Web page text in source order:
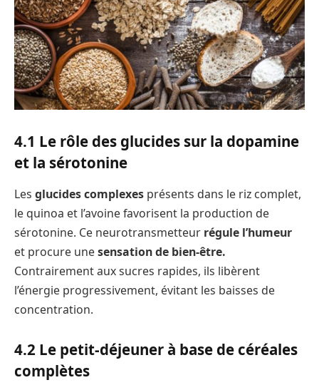
4.1 Le rôle des glucides sur la dopamine
et la sérotonine
Les glucides complexes présents dans le riz complet,
le quinoa et l’avoine favorisent la production de
sérotonine. Ce neurotransmetteur régule l’humeur
et procure unesensation de bien-être.
Contrairement aux sucres rapides, ils libèrent
l’énergie progressivement, évitant les baisses de
concentration.
4.2 Le petit-déjeuner à base de céréales
complètes